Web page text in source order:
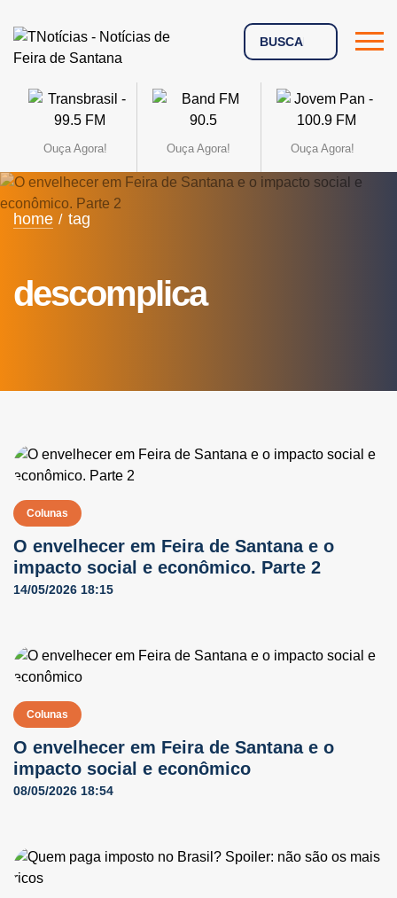
Ouça Agora! Ouça Agora! Ouça Agora!
home tag
descomplica
Colunas
O envelhecer em Feira de Santana e o
impacto social e econômico. Parte 2
14/05/2026 18:15
Colunas
O envelhecer em Feira de Santana e o
impacto social e econômico
08/05/2026 18:54